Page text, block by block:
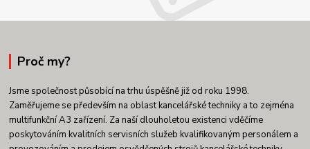
Proč my?
Jsme společnost působící na trhu úspěšně již od roku 1998.
Zaměřujeme se především na oblast kancelářské techniky a to zejména
multifunkční A3 zařízení. Za naší dlouholetou existenci vděčíme
poskytováním kvalitních servisních služeb kvalifikovaným personálem a